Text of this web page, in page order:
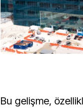
Bu gelişme,